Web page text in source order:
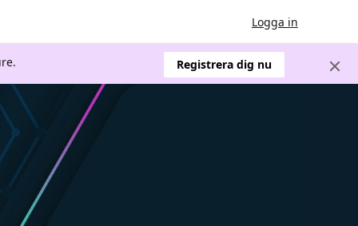
Logga in
Registrera dig nu